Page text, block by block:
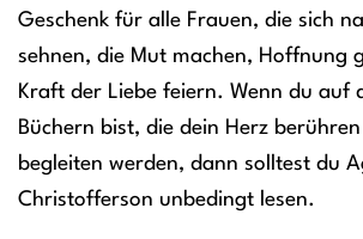
Geschenk für alle Frauen, die sich
sehnen, die Mut machen, Hoffnung
Kraft der Liebe feiern. Wenn du auf
Büchern bist, die dein Herz
begleiten werden, dann solltest du
Christofferson unbedingt lesen.